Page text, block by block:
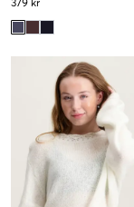
379 kr